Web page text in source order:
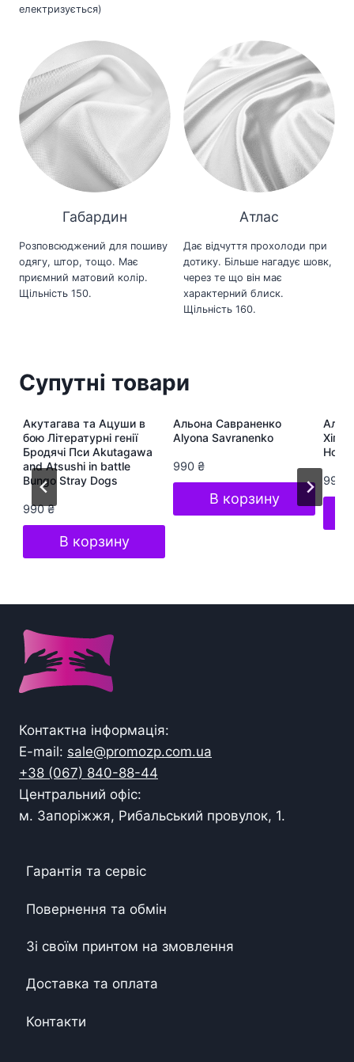
електризується)
Габардин
Розповсюджений для пошиву
одягу, штор, тощо. Має
приємний матовий колір.
Щільність 150.
Атлас
Дає відчуття прохолоди при
дотику. Більше нагадує шовк,
через те що він має
характерний блиск.
Щільність 160.
Супутні товари
Акутагава та Ацуши в
бою Літературні генії
Бродячі Пси Akutagawa
and Atsushi in battle
Bungo Stray Dogs
990₴
В корзину
Альона Савраненко
Alyona Savranenko
990 ₴
В корзину
Хіп-
Hop
990
Контактна інформація:
E-mail: sale@promozp.com.ua
+38 (067) 840-88-44
Центральний офіс:
м. Запоріжжя, Рибальський провулок, 1.
Гарантія та сервіс
Повернення та обмін
Зі своїм принтом на змовлення
Доставка та оплата
Контакти